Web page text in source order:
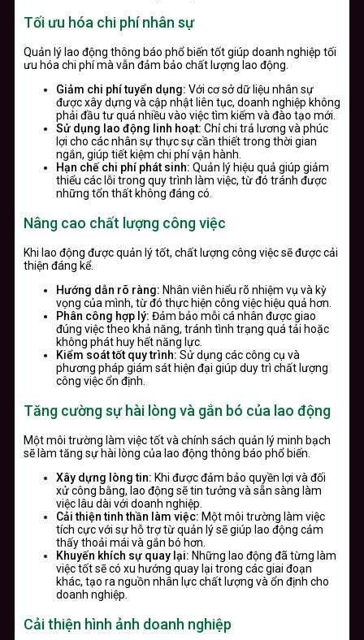
Tối ưu hóa chi phí nhân sự
Quản lý lao động thông báo phổ biến tốt giúp doanh nghiệp tối
ưu hóa chi phí mà vẫn đảm bảo chất lượng lao động.
Giảm chi phí tuyển dụng: Với cơ sở dữ liệu nhân sự
được xây dựng và cập nhật liên tục, doanh nghiệp không
phải đầu tư quá nhiều vào việc tìm kiếm và đào tạo mới.
Sử dụng lao động linh hoạt: Chỉ chi trả lương và phúc
lợi cho các nhân sự thực sự cần thiết trong thời gian
ngắn, giúp tiết kiệm chi phí vận hành.
Hạn chế chi phí phát sinh: Quản lý hiệu quả giúp giảm
thiểu các lỗi trong quy trình làm việc, từ đó tránh được
những tổn thất không đáng có.
Nâng cao chất lượng công việc
Khi lao động được quản lý tốt, chất lượng công việc sẽ được cải
thiện đáng kể.
Hướng dẫn rõ ràng: Nhân viên hiểu rõ nhiệm vụ và kỳ
vọng của mình, từ đó thực hiện công việc hiệu quả hơn.
Phân công hợp lý: Đảm bảo mỗi cá nhân được giao
đúng việc theo khả năng, tránh tình trạng quá tải hoặc
không phát huy hết năng lực.
Kiểm soát tốt quy trình: Sử dụng các công cụ và
phương pháp giám sát hiện đại giúp duy trì chất lượng
công việc ổn định.
Tăng cường sự hài lòng và gắn bó của lao động
Một môi trường làm việc tốt và chính sách quản lý minh bạch
sẽ làm tăng sự hài lòng của lao động thông báo phổ biến.
Xây dựng lòng tin: Khi được đảm bảo quyền lợi và đối
xử công bằng, lao động sẽ tin tưởng và sẵn sàng làm
việc lâu dài với doanh nghiệp.
Cải thiện tinh thần làm việc: Một môi trường làm việc
tích cực với sự hỗ trợ từ quản lý sẽ giúp lao động cảm
thấy thoải mái và gắn bó hơn.
Khuyến khích sự quay lại: Những lao động đã từng làm
việc tốt sẽ có xu hướng quay lại trong các giai đoạn
khác, tạo ra nguồn nhân lực chất lượng và ổn định cho
doanh nghiệp.
Cải thiện hình ảnh doanh nghiệp